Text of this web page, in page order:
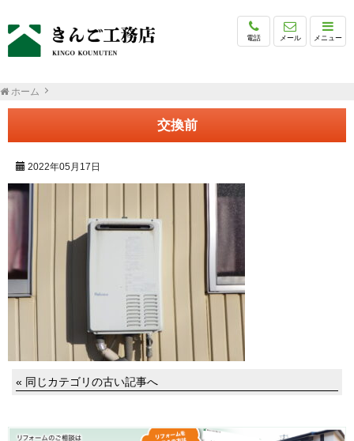
電話 メール メニュー
ホーム
交換前
2022年05月17日
« 同じカテゴリの古い記事へ